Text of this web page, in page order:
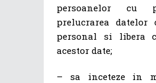
persoanelor cu
prelucrarea datelor
personal si libera
acestor date;
– sa inceteze in